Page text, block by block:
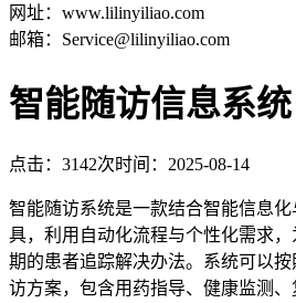
网址：www.lilinyiliao.com
邮箱：Service@lilinyiliao.com
智能随访信息系统
点击：3142次时间：2025-08-14
智能随访系统是一款结合智能信息
具，利用自动化流程与个性化需求
期的患者追踪解决办法。系统可以
访方案，包含用药指导、健康监测